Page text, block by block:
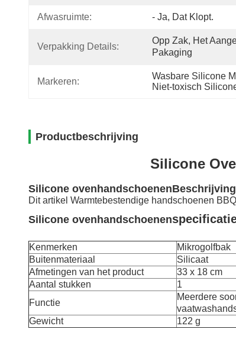
Afwasruimte: - Ja, Dat Klopt.
Verpakking Details:
Opp Zak, Het
Pakaging
Markeren:
Wasbare Silicone
Niet-toxisch
Productbeschrijving
Silicone
Silicone ovenhandschoenenBeschrijving
Dit artikel Warmtebestendige handschoenen
Silicone ovenhandschoenen
Kenmerken
Mikrogolfbak
Buitenmateriaal
Silicaat
Afmetingen van het product
33 x 18 cm
Aantal stukken
1
Functie
Meerdere
Gewicht
122 g